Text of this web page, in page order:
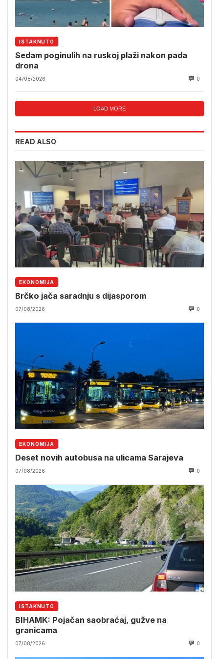
ISTAKNUTO
Sedam poginulih na ruskoj plaži nakon pada
drona
04/08/2026 0
LOAD MORE
READ ALSO
EKONOMIJA
Brčko jača saradnju s dijasporom
07/08/2026 0
EKONOMIJA
Deset novih autobusa na ulicama Sarajeva
07/08/2026 0
ISTAKNUTO
BIHAMK: Pojačan saobraćaj, gužve na
granicama
07/08/2026 0